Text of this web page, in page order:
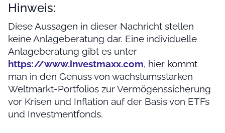
Hinweis:
Diese Aussagen in dieser Nachricht stellen
keine Anlageberatung dar. Eine individuelle
Anlageberatung gibt es unter
https://www.investmaxx.com, hier kommt
man in den Genuss von wachstumsstarken
Weltmarkt-Portfolios zur Vermögenssicherung
vor Krisen und Inflation auf der Basis von ETFs
und Investmentfonds.